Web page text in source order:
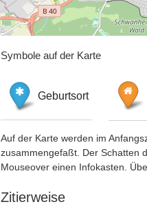
Symbole auf der Karte
Geburtsort
Auf der Karte werden im
zusammengefaßt. Der Schatten
Mouseover einen Infokasten.
Zitierweise